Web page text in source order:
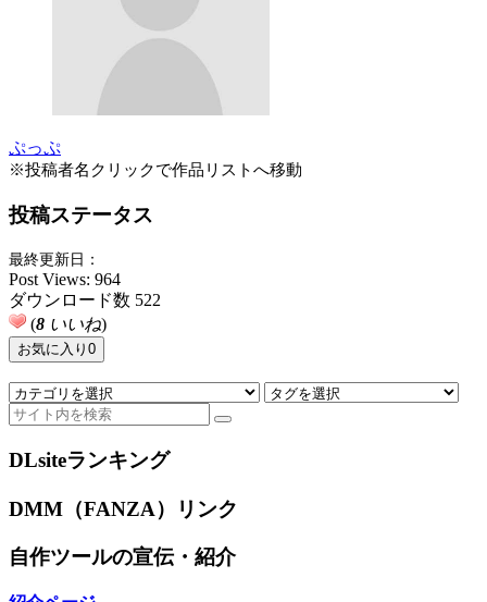
ぷっぷ
※投稿者名クリックで作品リストへ移動
投稿ステータス
最終更新日：
Post Views: 964
ダウンロード数 522
(8 いいね)
お気に入り 0
DLsiteランキング
DMM（FANZA）リンク
自作ツールの宣伝・紹介